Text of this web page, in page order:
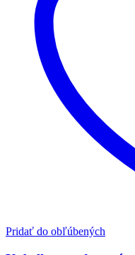
Pridať do obľúbených